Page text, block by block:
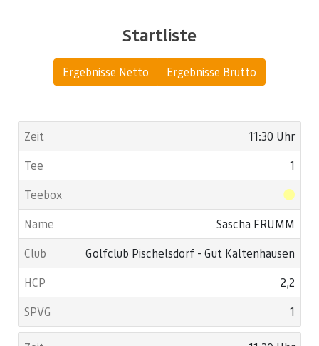
Startliste
Ergebnisse Netto Ergebnisse Brutto
11:30 Uhr
1
Sascha FRUMM
Golfclub Pischelsdorf - Gut Kaltenhausen
2,2
1